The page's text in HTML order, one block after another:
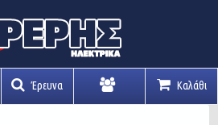
Έρευνα Καλάθι